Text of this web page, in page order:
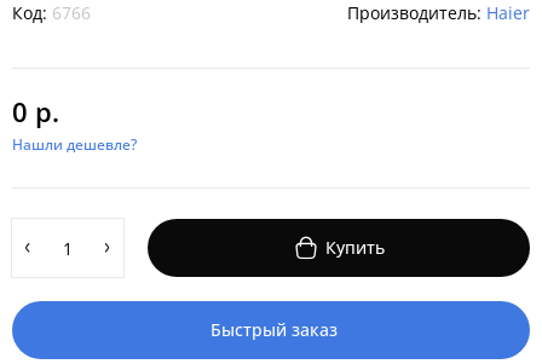
Код: 6766 Производитель: Haier
0 р.
Нашли дешевле?
Купить
Быстрый заказ